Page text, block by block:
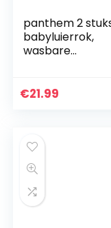
panthem 2
babyluierrok,
wasbare
meisjes, 2-in-1
€21.99